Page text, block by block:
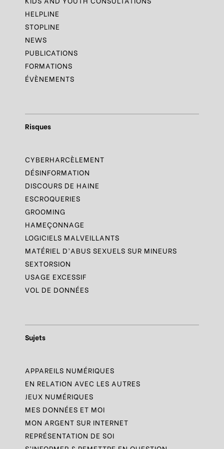
HELPLINE
STOPLINE
NEWS
PUBLICATIONS
FORMATIONS
ÉVÈNEMENTS
Risques
CYBERHARCÈLEMENT
DÉSINFORMATION
DISCOURS DE HAINE
ESCROQUERIES
GROOMING
HAMEÇONNAGE
LOGICIELS MALVEILLANTS
MATÉRIEL D’ABUS SEXUELS SUR MINEURS
SEXTORSION
USAGE EXCESSIF
VOL DE DONNÉES
Sujets
APPAREILS NUMÉRIQUES
EN RELATION AVEC LES AUTRES
JEUX NUMÉRIQUES
MES DONNÉES ET MOI
MON ARGENT SUR INTERNET
REPRÉSENTATION DE SOI